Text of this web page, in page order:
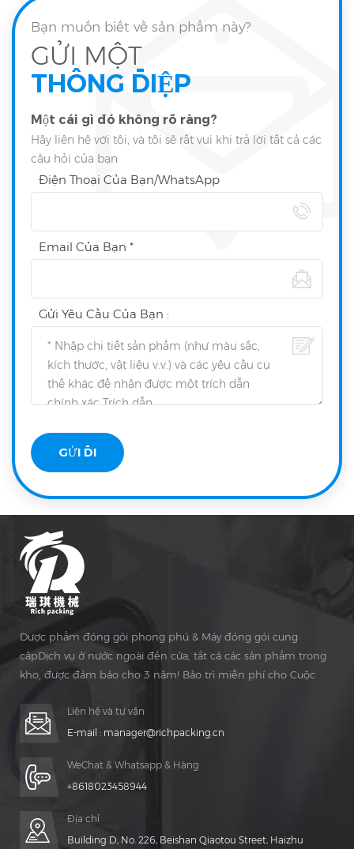
Bạn muốn biết về sản phẩm này?
GỬI MỘT
THÔNG ĐIỆP
Một cái gì đó không rõ ràng?
Hãy liên hệ với tôi, và tôi sẽ rất vui khi trả lời tất cả các
câu hỏi của bạn
Điện Thoại Của Bạn/WhatsApp
Email Của Bạn *
Gửi Yêu Cầu Của Bạn :
Dược phẩm đóng gói phong phú & Máy đóng gói cung
cấpDịch vụ ở nước ngoài đến cửa, tất cả các sản phẩm trong
kho, được đảm bảo cho 3 năm! Bảo trì miễn phí cho Cuộc
Liên hệ và tư vấn
E-mail : manager@richpacking.cn
WeChat & Whatsapp & Hàng
+8618023458944
Địa chỉ
Building D, No. 226, Beishan Qiaotou Street, Haizhu